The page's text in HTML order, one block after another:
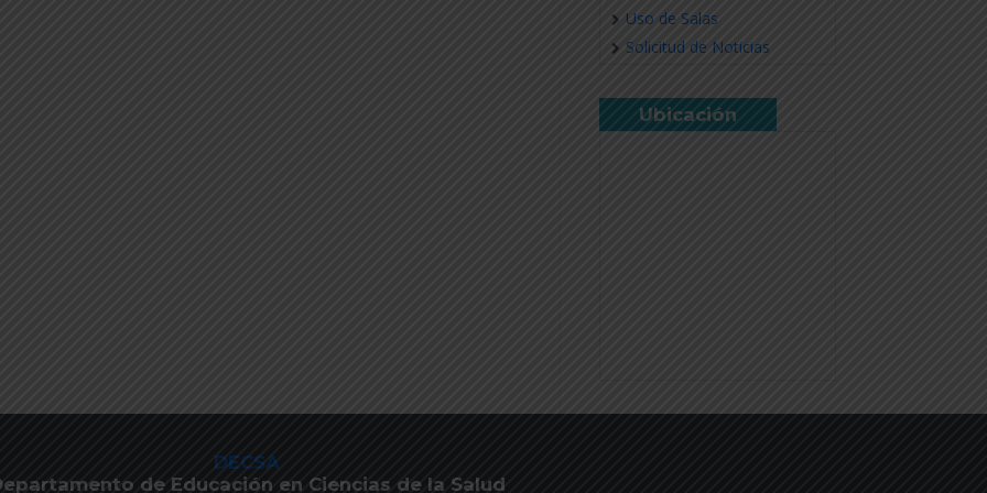
Uso de Salas
Solicitud de Noticias
Ubicación
DECSA
de Educación en Ciencias de la Salud